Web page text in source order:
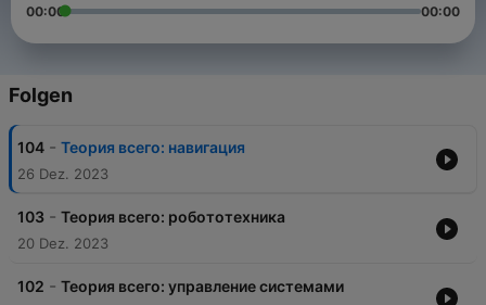
00:00 00:00
Folgen
104 - Теория всего: навигация
26 Dez. 2023
103 - Теория всего: робототехника
20 Dez. 2023
102 - Теория всего: управление системами